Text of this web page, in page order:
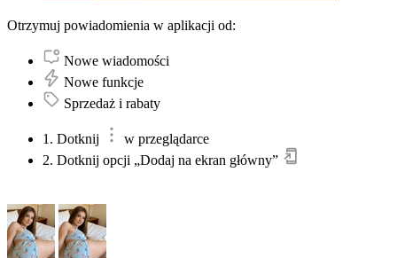
Otrzymuj powiadomienia w aplikacji od:
Nowe wiadomości
Nowe funkcje
Sprzedaż i rabaty
1. Dotknij
w przeglądarce
2. Dotknij opcji „Dodaj na ekran główny”